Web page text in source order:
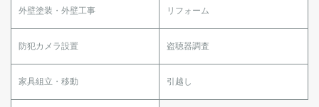
外壁塗装・外壁工事 リフォーム
防犯カメラ設置 盗聴器調査
家具組立・移動 引越し